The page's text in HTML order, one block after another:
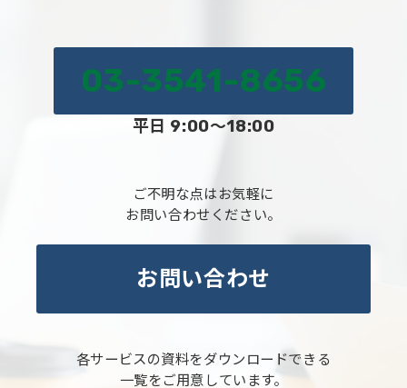
03-3541-8656
平日 9:00～18:00
ご不明な点はお気軽に
お問い合わせください。
お問い合わせ
各サービスの資料をダウンロードできる
一覧をご用意しています。